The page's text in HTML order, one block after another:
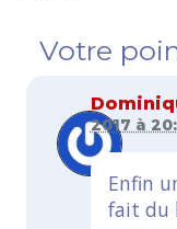
Votre
2017 à
Enfin
fait du